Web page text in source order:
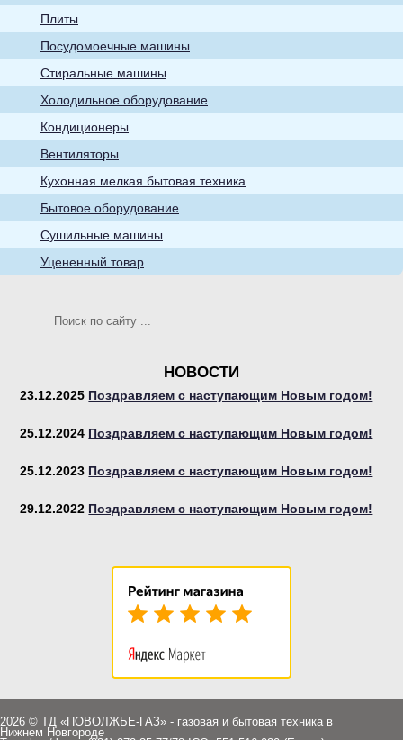
Кухонная мелкая
бытовая техника
Телевизоры
машины
Плиты
Посудомоечные машины
Стиральные машины
Холодильное оборудование
Кондиционеры
Вентиляторы
Кухонная мелкая бытовая техника
Бытовое оборудование
Сушильные машины
Уцененный товар
НОВОСТИ
23.12.2025 Поздравляем с наступающим Новым годом!
25.12.2024 Поздравляем с наступающим Новым годом!
25.12.2023 Поздравляем с наступающим Новым годом!
29.12.2022 Поздравляем с наступающим Новым годом!
2026 © ТД «ПОВОЛЖЬЕ-ГАЗ» - газовая и бытовая техника в
Нижнем Новгороде